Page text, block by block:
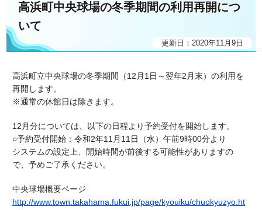
高浜町中央球場の冬季期間の利用再開につ
いて
更新日：2020年11月9日
高浜町立中央球場の冬季期間（12月1日～翌年2月末）の利用を
再開します。
※通常の休館日は除きます。
12月分については、以下の日程より予約受付を開始します。
○予約受付開始：令和2年11月11日（水）午前9時00分より
システムの設定上、開始時間が前後する可能性がありますの
で、予めご了承ください。
中央球場概要ページ
http://www.town.takahama.fukui.jp/page/kyouiku/chuokyuzyo.ht